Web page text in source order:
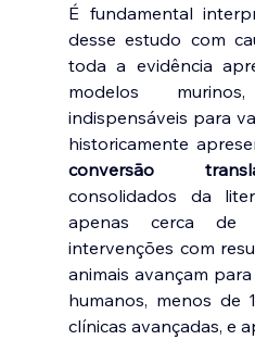
É fundamental
desse estudo com
toda a evidência
modelos
indispensáveis para
historicamente
conversão
consolidados da
apenas cerca
intervenções com
animais avançam
humanos, menos de
clínicas avançadas, e